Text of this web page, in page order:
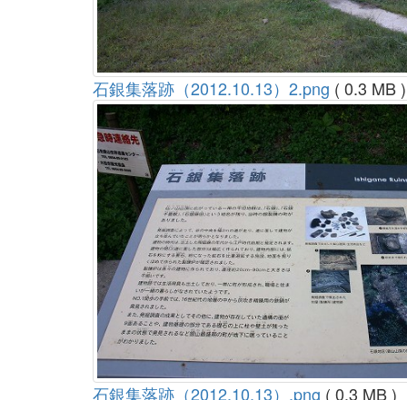
石銀集落跡（2012.10.13）2.png ( 0.3 MB )
石銀集落跡（2012.10.13）.png ( 0.3 MB )